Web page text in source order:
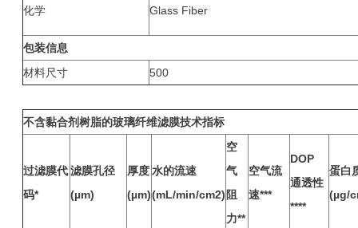
化学 Glass Fiber
包装信息
材料尺寸
500
不含黏合剂树脂的玻璃纤维滤膜技术指标
过滤膜代
码*
滤膜孔径
(µm)
厚度
(µm)
水的流速
(mL/min/cm2)
空
气
阻
力**
空气流
速***
DOP
通透性
****
蛋白
(µg/